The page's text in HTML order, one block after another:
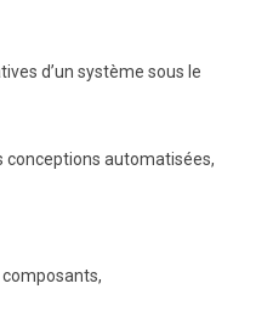
d’un système sous le
conceptions automatisées,
composants,